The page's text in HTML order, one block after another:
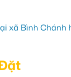
xã Bình Chánh